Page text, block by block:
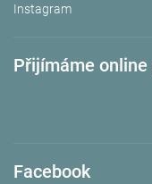
Instagram
Přijímáme
Facebook